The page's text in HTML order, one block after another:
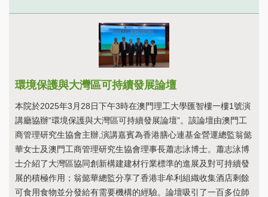
環境保護與大灣區可持續發展論壇
本院於2025年3月28日下午3時在澳門理工大學匯智樓一樓1號演
講廳協辦“環境保護與大灣區可持續發展論壇”。該論壇由澳門工
商管理研究生協會主辦,演講嘉賓為香港膳心連基金營運總監翁懿
華女士及澳門工商管理研究生協會理事長蕭志泳博士。蕭志泳博
士介紹了大灣區協同創新構建建材行業標準的進展及對可持續發
展的積極作用；翁懿華總監分享了香港非牟利組織收集酒店剩餘
可食用食物並分發給有需要機構的經驗。論壇吸引了一百多位師